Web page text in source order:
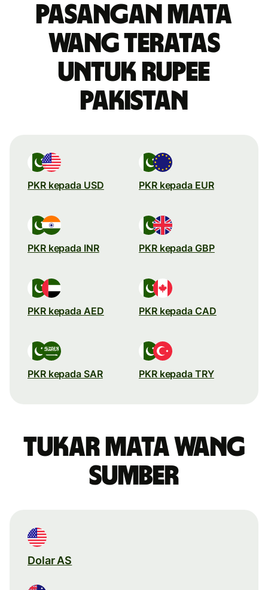
Pasangan mata
wang teratas
untuk rupee
Pakistan
PKR kepada USD PKR kepada EUR
PKR kepada INR PKR kepada GBP
PKR kepada AED PKR kepada CAD
PKR kepada SAR PKR kepada TRY
Tukar mata wang
sumber
Dolar AS